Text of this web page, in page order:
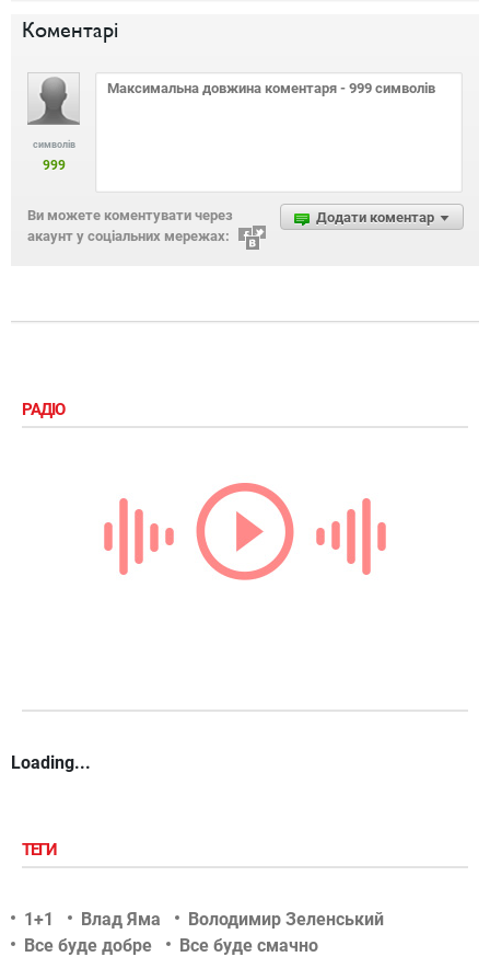
Коментарі
символів
999
Додати коментар
Ви можете коментувати через
акаунт у соціальних мережах:
РАДІО
Loading...
ТЕГИ
1+1 Влад Яма
Володимир Зеленський
Все буде добре
Все буде смачно